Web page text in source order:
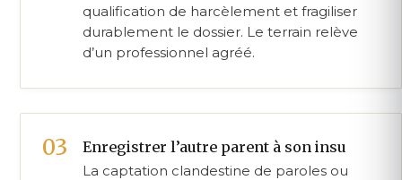
qualification de harcèlement et fragiliser
durablement le dossier. Le terrain relève
d’un professionnel agréé.
Enregistrer l’autre parent à son insu
La captation clandestine de paroles ou